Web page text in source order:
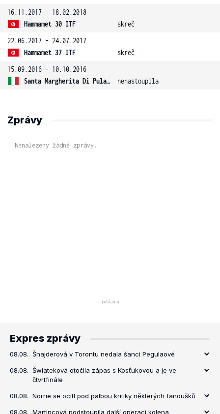
16.11.2017 - 18.02.2018
Hammamet 30 ITF
skreč
22.06.2017 - 24.07.2017
Hammamet 37 ITF
skreč
15.09.2016 - 10.10.2016
Santa Margherita Di Pula 11 ITF
nenastoupila
Zprávy
Nenalezeny žádné zprávy.
Expres zprávy
08.08. Šnajderová v Torontu nedala šanci Pegulaové
08.08. Šwiateková otočila zápas s Kosťukovou a je ve
čtvrtfinále
08.08. Norrie se ocitl pod palbou kritiky některých fanoušků
08.08. Martincová podstoupila další operaci kolena